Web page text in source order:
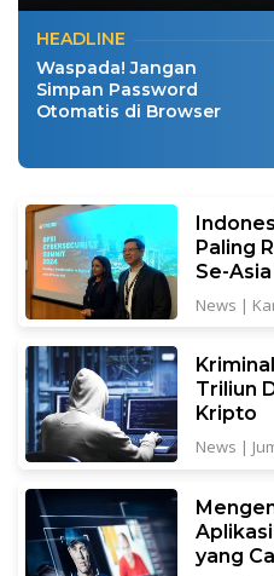
HEADLINE
Waspada! Jangan
Simpan Password
Otomatis di Browser
Paling
Se-
News |
Triliun
Kripto
News |
yang